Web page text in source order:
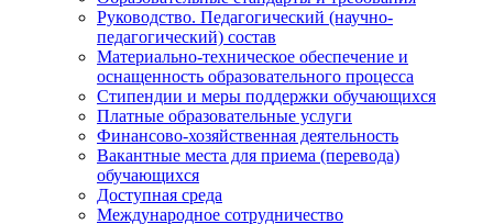
Руководство. Педагогический (научно-
педагогический) состав
Материально-техническое обеспечение и
оснащенность образовательного процесса
Стипендии и меры поддержки обучающихся
Платные образовательные услуги
Финансово-хозяйственная деятельность
Вакантные места для приема (перевода)
обучающихся
Доступная среда
Международное сотрудничество